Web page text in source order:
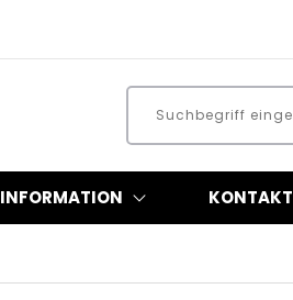
INFORMATION KONTAKT